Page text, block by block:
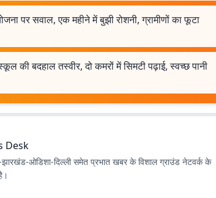
पर सवाल, एक महीने में बुझी रोशनी, ग्रामीणों का फूटा
की बदहाल तस्वीर, दो कमरों में सिमटी पढ़ाई, स्वच्छ पानी
Desk
ओडिशा-दिल्‍ली समेत प्रभात खबर के विशाल ग्राउंड नेटवर्क के